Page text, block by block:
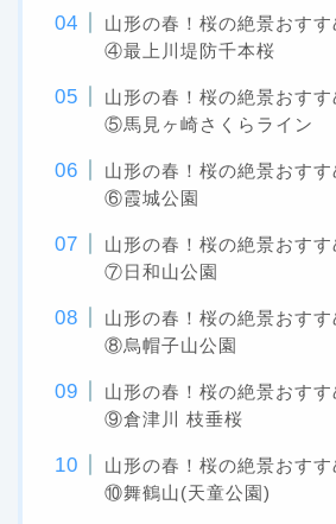
山形の春！桜の絶景おすす
④最上川堤防千本桜
山形の春！桜の絶景おすす
⑤馬見ヶ崎さくらライン
山形の春！桜の絶景おすす
⑥霞城公園
山形の春！桜の絶景おすす
⑦日和山公園
山形の春！桜の絶景おすす
⑧烏帽子山公園
山形の春！桜の絶景おすす
⑨倉津川 枝垂桜
山形の春！桜の絶景おすす
⑩舞鶴山(天童公園)